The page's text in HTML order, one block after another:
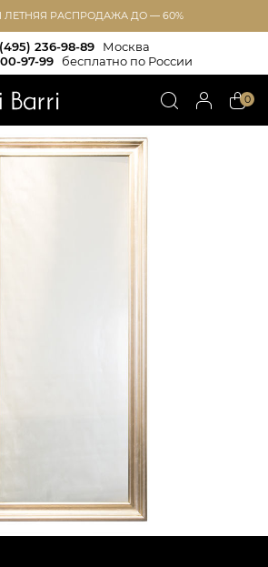
РАСПРОДАЖА ДО — 60%
236-98-89
Москва
97-99
бесплатно по России
0